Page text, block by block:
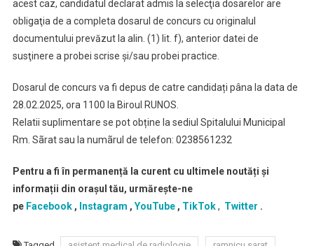
acest caz, candidatul declarat admis la selecţia dosarelor are
obligaţia de a completa dosarul de concurs cu originalul
documentului prevăzut la alin. (1) lit. f), anterior datei de
susţinere a probei scrise şi/sau probei practice.
Dosarul de concurs va fi depus de catre candidați pâna la data de
28.02.2025, ora 1100 la Biroul RUNOS.
Relatii suplimentare se pot obține la sediul Spitalului Municipal
Rm. Sãrat sau la numãrul de telefon: 0238561232
Pentru a fi în permanență la curent cu ultimele noutăți și
informații din orașul tău, urmărește-ne
pe Facebook, Instagram , YouTube, TikTok, Twitter .